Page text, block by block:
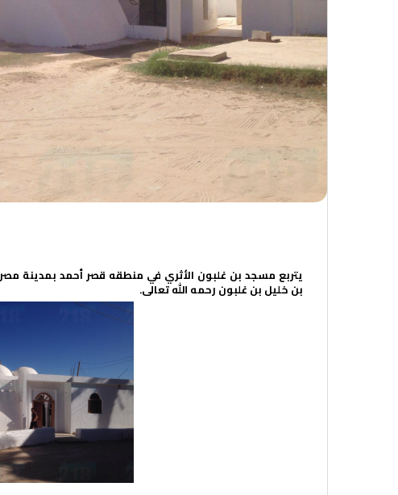
يتربع مسجد بن غلبون الأثري في منطقه قصر أحمد بمدينة
بن خليل بن غلبون رحمه الله تعالى.